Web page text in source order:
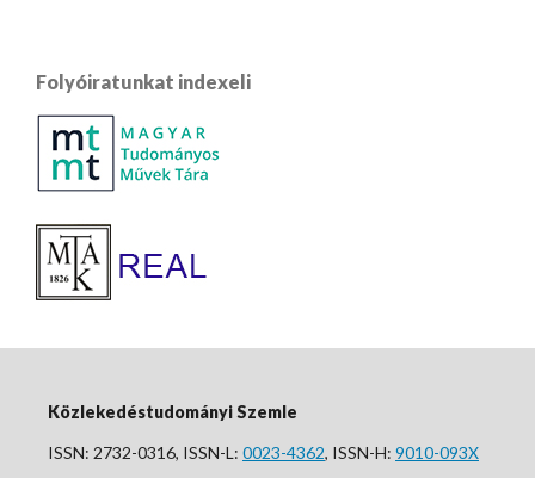
Folyóiratunkat indexeli
Közlekedéstudományi Szemle
ISSN: 2732-0316, ISSN-L: 0023-4362, ISSN-H: 9010-093X